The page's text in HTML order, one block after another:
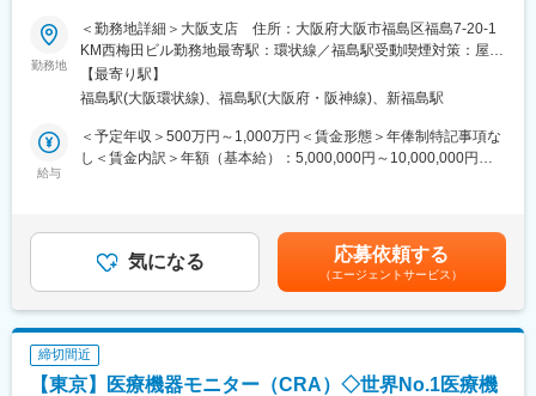
変更の範囲：当社業務全般
CROからのキャリアチェンジ／／従業員数世界90,000名、150ヵ
国への事業展開/圧倒的な製品力とブランド力/子育てサポート「く
るみんマーク」取得/正当な評価体制】
■ポジションのやりがい／魅力
・メーカーモニターという希少ポジションでCROの「受託実行」
ではなく、試験の意思決定に関与できる環境
・“医薬×機器”時代の市場価値を獲得可能で今後のキャリアにおい
て価値の高いハイブリッド人材へ
・裁量×スピード×発言力を備え、スタディマネージャーや社内キ
■仕事内容
治験および市販後臨床研究のモニタリング業務を担い、試験の信
頼性・安全性・スピードを支える中核ポジションです。
勤務地
＜勤務地詳細＞大阪支店 住所：大阪府大阪市福島区福島7-20-1
KM西梅田ビル勤務地最寄駅：環状線／福島駅受動喫煙対策：屋内
全面禁煙変更の範囲：会社の定める事業所（リモートワーク含
む）
【最寄り駅】
福島駅(大阪環状線)、福島駅(大阪府・阪神線)、新福島駅
給与
＜予定年収＞500万円～1,000万円＜賃金形態＞年俸制特記事項な
し＜賃金内訳＞年額（基本給）：5,000,000円～10,000,000円＜
(月額)は固定手当を含めた表記です。
気になる 応募依頼する
（エージェントサービス）
締切間近
【東京】医療機器モニター（CRA）◇世界No.1医療機